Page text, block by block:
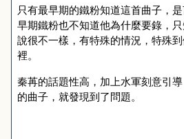
只有最早期的鐵粉知道這首曲子，
早期鐵粉也不知道他為什麼要錄，
說很不一樣，有特殊的情況，特殊
裡。
秦苒的話題性高，加上水軍刻意引
的曲子，就發現到了問題。